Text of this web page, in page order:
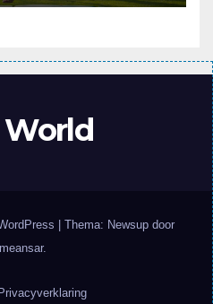
Thema: Newsup door
.
Privacyverklaring